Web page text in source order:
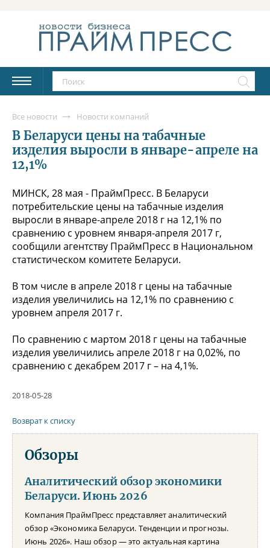
Все новости Новости компаний
В Беларуси цены на табачные
изделия выросли в январе-апреле на
12,1%
МИНСК, 28 мая - ПраймПресс. В Беларуси
потребительские цены на табачные изделия
выросли в январе-апреле 2018 г на 12,1% по
сравнению с уровнем января-апреля 2017 г,
сообщили агентству ПраймПресс в Национальном
статистическом комитете Беларуси.
В том числе в апреле 2018 г цены на табачные
изделия увеличились на 12,1% по сравнению с
уровнем апреля 2017 г.
По сравнению с мартом 2018 г цены на табачные
изделия увеличились апреле 2018 г на 0,02%, по
сравнению с декабрем 2017 г – на 4,1%.
2018-05-28
Возврат к списку
Обзоры
Аналитический обзор экономики
Беларуси. Июнь 2026
Компания ПраймПресс представляет аналитический
обзор «Экономика Беларуси. Тенденции и прогнозы.
Июнь 2026». Наш обзор — это актуальная картина